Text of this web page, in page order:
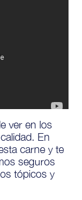
ver en los
En
carne y te
seguros
tópicos y